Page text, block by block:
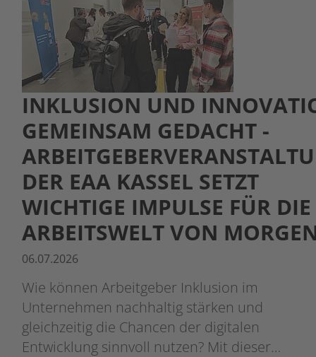
INKLUSION UND
GEMEINSAM GEDACHT -
DER EAA KASSEL SETZT
WICHTIGE IMPULSE FÜR DIE
ARBEITSWELT VON
06.07.2026
Wie können Arbeitgeber Inklusion im
Unternehmen nachhaltig stärken und
gleichzeitig die Chancen der digitalen
Entwicklung sinnvoll nutzen? Mit dieser…